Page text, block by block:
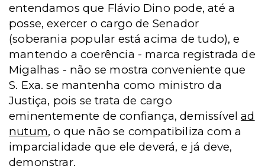
entendamos que Flávio Dino pode, até a
posse, exercer o cargo de Senador
(soberania popular está acima de tudo), e
mantendo a coerência - marca registrada de
Migalhas - não se mostra conveniente que
S. Exa. se mantenha como ministro da
Justiça, pois se trata de cargo
eminentemente de confiança, demissívelad
nutum, o que não se compatibiliza com a
imparcialidade que ele deverá, e já deve,
demonstrar.